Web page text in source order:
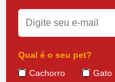
Qual é o seu pet?
Cachorro
Gato